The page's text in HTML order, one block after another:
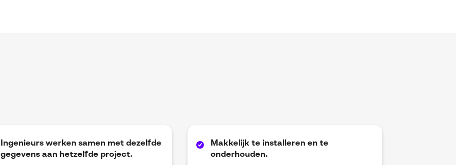
Ingenieurs werken samen met dezelfde
gegevens aan hetzelfde project.
Makkelijk te installeren en te
onderhouden.